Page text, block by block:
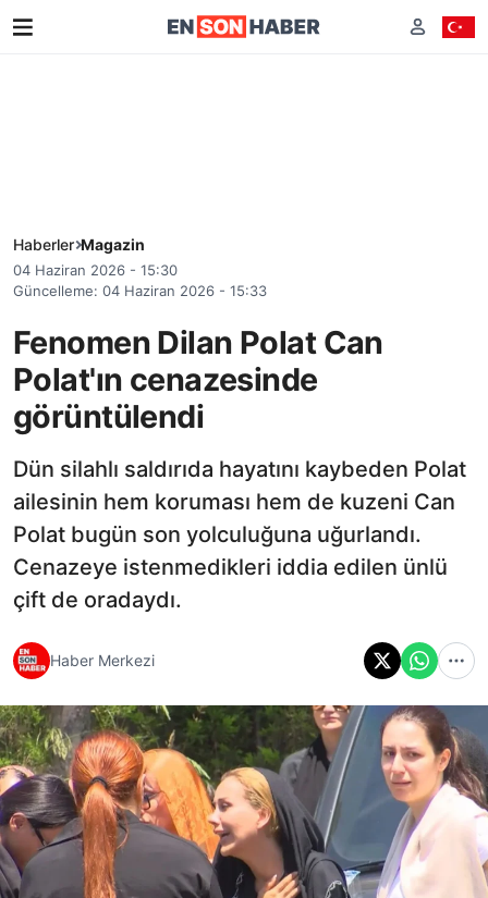
Haberler Magazin
04 Haziran 2026 - 15:30
Güncelleme: 04 Haziran 2026 - 15:33
Fenomen Dilan Polat Can
Polat'ın cenazesinde
görüntülendi
Dün silahlı saldırıda hayatını kaybeden Polat
ailesinin hem koruması hem de kuzeni Can
Polat bugün son yolculuğuna uğurlandı.
Cenazeye istenmedikleri iddia edilen ünlü
çift de oradaydı.
Haber Merkezi